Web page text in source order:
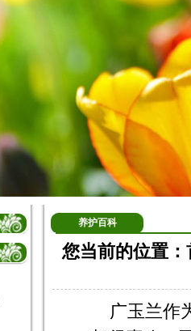
养护百科
您当前的位置：
广玉兰作